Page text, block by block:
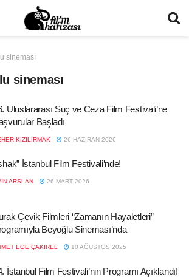
sineması
sineması
Uluslararası Suç ve Ceza Film Festivali’ne
Başladı
KIZILIRMAK 26 HAZIRAN 2026
İstanbul Film Festivali’nde!
ARSLAN 26 MART 2026
Çevik Filmleri “Zamanın Hayaletleri”
Beyoğlu Sineması’nda
EGE ÇAKIREL 10 AĞUSTOS 2025
İstanbul Film Festivali’nin Programı Açıklandı!